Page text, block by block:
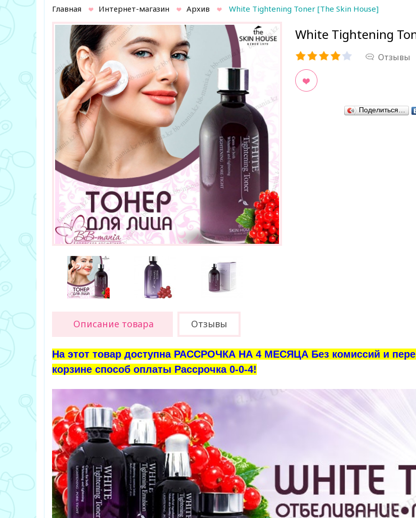
Главная Интернет-магазин Архив White Tightening Toner [The Skin House]
White Tightening
Отзывы
В закладки
Поделиться…
Описание товара Отзывы
На этот товар доступна РАССРОЧКА НА 4 МЕСЯЦА Без комиссий и
корзине способ оплаты Рассрочка 0-0-4!